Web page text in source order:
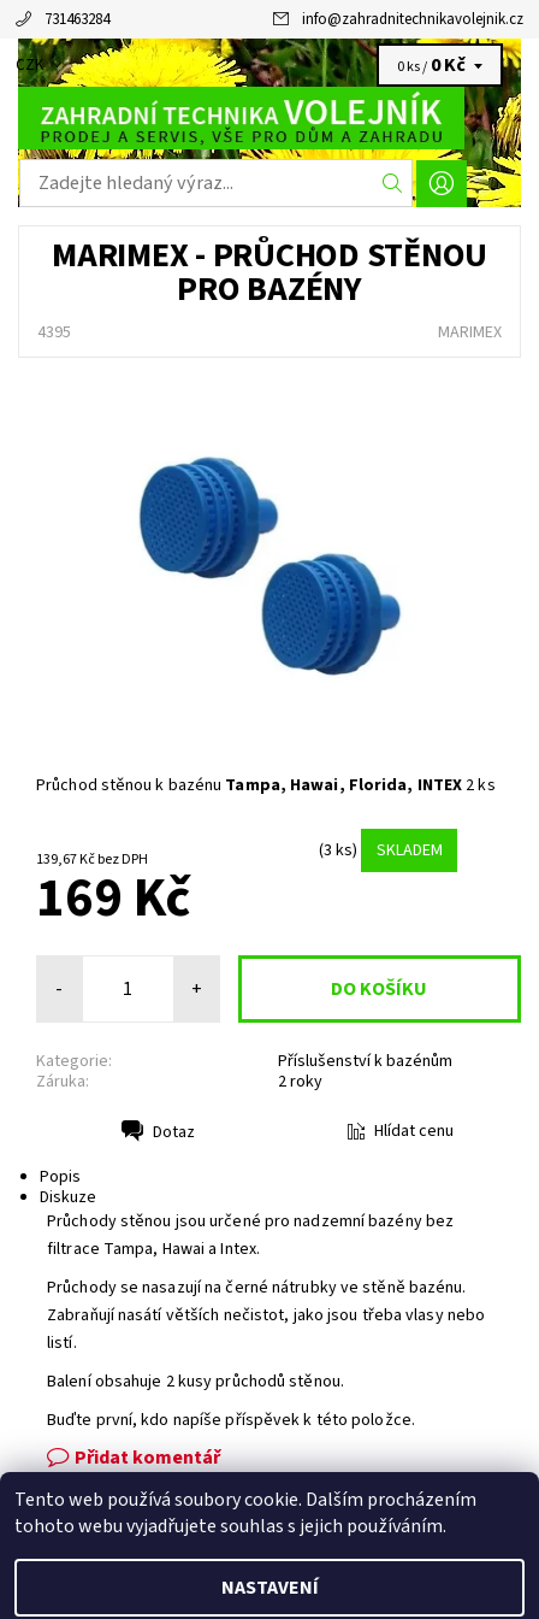
731463284 info@zahradnitechnikavolejnik.cz
CZK 0 ks / 0 Kč
MARIMEX - PRŮCHOD STĚNOU
PRO BAZÉNY
4395 MARIMEX
Průchod stěnou k bazénu Tampa, Hawai, Florida, INTEX 2 ks
139,67 Kč bez DPH (3 ks) SKLADEM
169 Kč
- +
Kategorie:
Příslušenství k bazénům
Záruka:
2 roky
Dotaz
Hlídat cenu
Popis
Diskuze
Průchody stěnou jsou určené pro nadzemní bazény bez
filtrace Tampa, Hawai a Intex.
Průchody se nasazují na černé nátrubky ve stěně bazénu.
Zabraňují nasátí větších nečistot, jako jsou třeba vlasy nebo
listí.
Balení obsahuje 2 kusy průchodů stěnou.
Buďte první, kdo napíše příspěvek k této položce.
Přidat komentář
Facebook | Heureka.cz | Zboží.cz
Tento web používá soubory cookie. Dalším procházením
tohoto webu vyjadřujete souhlas s jejich používáním.
NASTAVENÍ